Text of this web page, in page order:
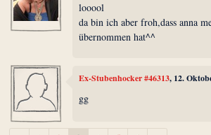
looool
da bin ich aber froh,dass anna
übernommen hat^^
Ex-Stubenhocker #46313, 12.
gg